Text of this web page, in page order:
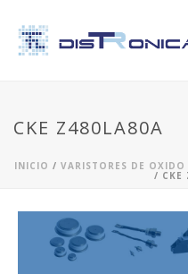
CKE Z480LA80A
INICIO / VARISTORES DE OXIDO
/ CKE